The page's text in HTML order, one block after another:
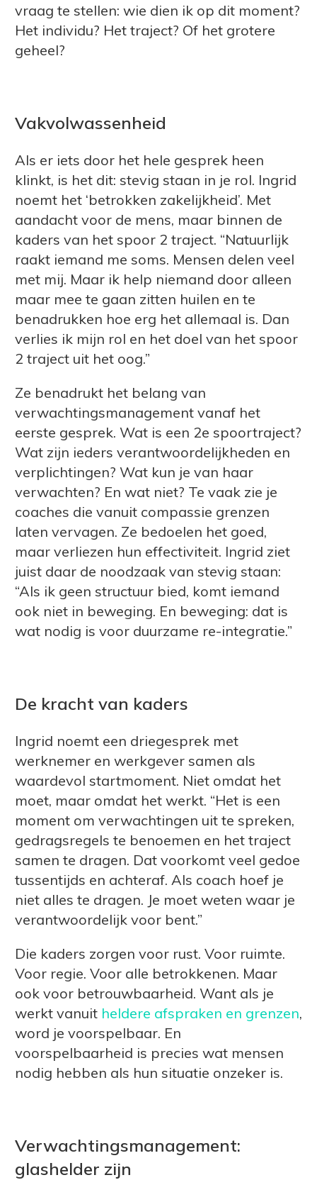
vraag te stellen: wie dien ik op dit moment?
Het individu? Het traject? Of het grotere
geheel?
Vakvolwassenheid
Als er iets door het hele gesprek heen
klinkt, is het dit: stevig staan in je rol. Ingrid
noemt het ‘betrokken zakelijkheid’. Met
aandacht voor de mens, maar binnen de
kaders van het spoor 2 traject. “Natuurlijk
raakt iemand me soms. Mensen delen veel
met mij. Maar ik help niemand door alleen
maar mee te gaan zitten huilen en te
benadrukken hoe erg het allemaal is. Dan
verlies ik mijn rol en het doel van het spoor
2 traject uit het oog.”
Ze benadrukt het belang van
verwachtingsmanagement vanaf het
eerste gesprek. Wat is een 2e spoortraject?
Wat zijn ieders verantwoordelijkheden en
verplichtingen? Wat kun je van haar
verwachten? En wat niet? Te vaak zie je
coaches die vanuit compassie grenzen
laten vervagen. Ze bedoelen het goed,
maar verliezen hun effectiviteit. Ingrid ziet
juist daar de noodzaak van stevig staan:
“Als ik geen structuur bied, komt iemand
ook niet in beweging. En beweging: dat is
wat nodig is voor duurzame re-integratie.”
De kracht van kaders
Ingrid noemt een driegesprek met
werknemer en werkgever samen als
waardevol startmoment. Niet omdat het
moet, maar omdat het werkt. “Het is een
moment om verwachtingen uit te spreken,
gedragsregels te benoemen en het traject
samen te dragen. Dat voorkomt veel gedoe
tussentijds en achteraf. Als coach hoef je
niet alles te dragen. Je moet weten waar je
verantwoordelijk voor bent.”
Die kaders zorgen voor rust. Voor ruimte.
Voor regie. Voor alle betrokkenen. Maar
ook voor betrouwbaarheid. Want als je
werkt vanuit heldere afspraken en grenzen,
word je voorspelbaar. En
voorspelbaarheid is precies wat mensen
nodig hebben als hun situatie onzeker is.
Verwachtingsmanagement:
glashelder zijn